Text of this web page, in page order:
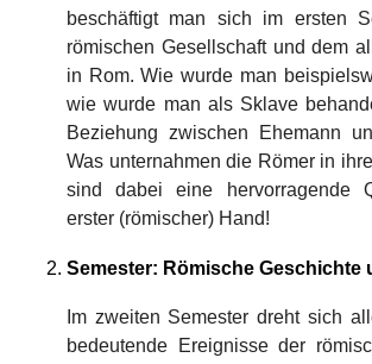
beschäftigt man sich im ersten
römischen Gesellschaft und dem
in Rom. Wie wurde man
wie wurde man als Sklave
Beziehung zwischen Ehemann
Was unternahmen die Römer in
sind dabei eine hervorragende
erster (römischer) Hand!
Semester: Römische Geschichte
Im zweiten Semester dreht sich
bedeutende Ereignisse der